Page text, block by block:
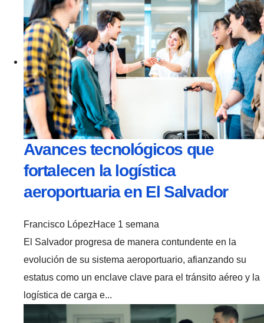
Avances tecnológicos que
fortalecen la logística
aeroportuaria en El Salvador
Francisco LópezHace 1 semana
El Salvador progresa de manera contundente en la
evolución de su sistema aeroportuario, afianzando su
estatus como un enclave clave para el tránsito aéreo y la
logística de carga e...